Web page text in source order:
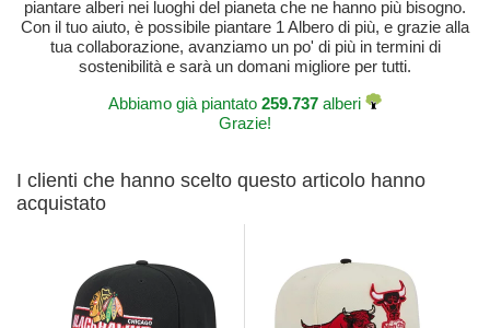
piantare alberi nei luoghi del pianeta che ne hanno più bisogno.
Con il tuo aiuto, è possibile piantare 1 Albero di più, e grazie alla
tua collaborazione, avanziamo un po' di più in termini di
sostenibilità e sarà un domani migliore per tutti.
Abbiamo già piantato 259.737 alberi
Grazie!
I clienti che hanno scelto questo articolo hanno
acquistato